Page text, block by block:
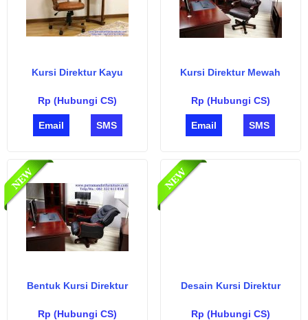
Kursi Direktur Kayu
Rp (Hubungi CS)
Email SMS
Kursi Direktur Mewah
Rp (Hubungi CS)
Email SMS
Bentuk Kursi Direktur
Rp (Hubungi CS)
Desain Kursi Direktur
Rp (Hubungi CS)